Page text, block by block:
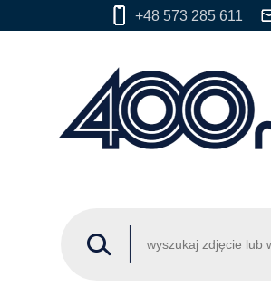
+48 573 285 611